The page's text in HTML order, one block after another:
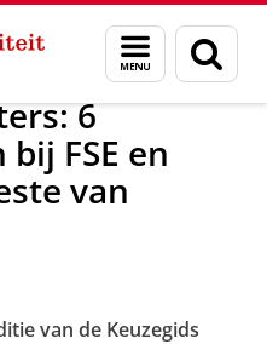
Menu
en
zoeken
6
FSE en
van
van de Keuzegids